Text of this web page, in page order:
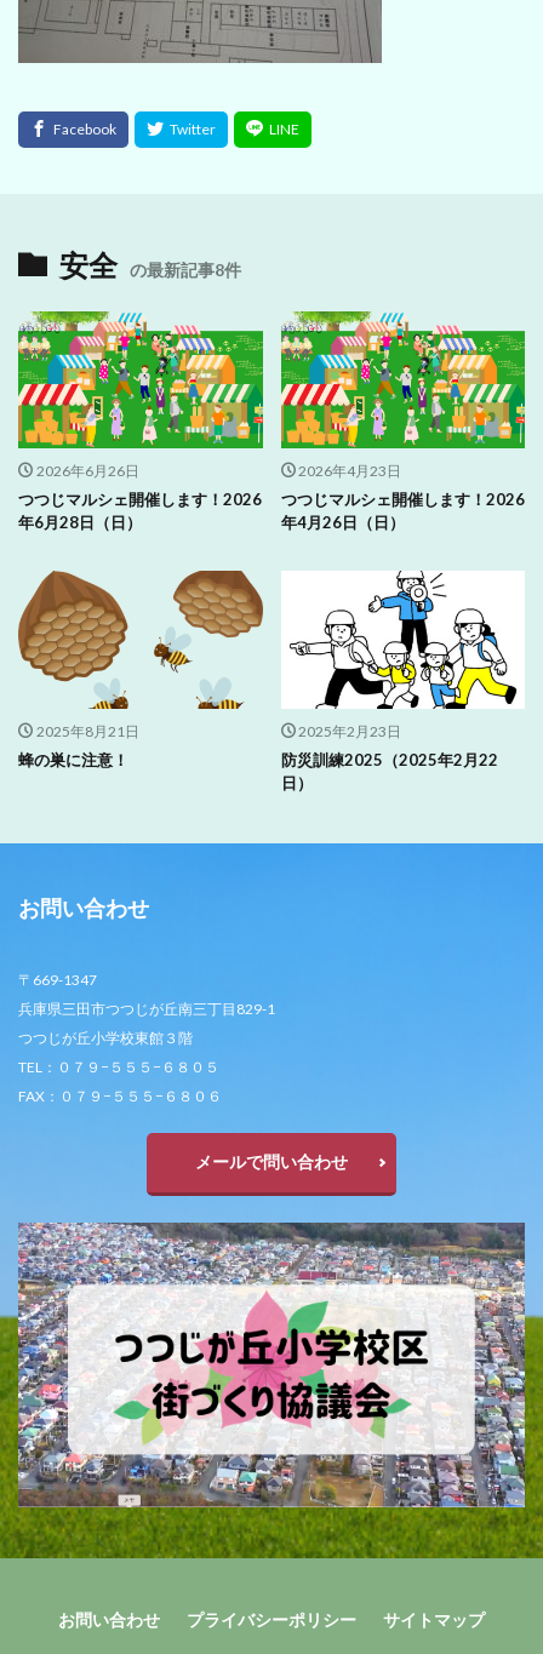
安全 の最新記事8件
2026年6月26日
つつじマルシェ開催します！2026
年6月28日（日）
2026年4月23日
つつじマルシェ開催します！2026
年4月26日（日）
2025年8月21日
蜂の巣に注意！
2025年2月23日
防災訓練2025（2025年2月22
日）
お問い合わせ
〒669-1347
兵庫県三田市つつじが丘南三丁目829-1
つつじが丘小学校東館３階
TEL：０７９−５５５−６８０５
FAX：０７９−５５５−６８０６
メールで問い合わせ
お問い合わせ プライバシーポリシー サイトマップ